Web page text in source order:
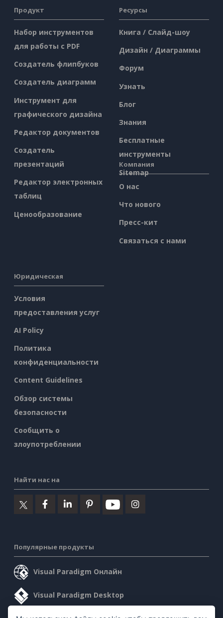
Продукт
Набор инструментов
для работы с PDF
Создатель флипбуков
Создатель диаграмм
Инструмент для
графического дизайна
Редактор документов
Создатель
презентаций
Редактор электронных
таблиц
Ценообразование
Ресурсы
Книга / Слайд-шоу
Дизайн / Диаграммы
Форум
Узнать
Блог
Знания
Бесплатные
инструменты
Sitemap
Компания
О нас
Что нового
Пресс-кит
Связаться с нами
Юридическая
Условия
предоставления услуг
AI Policy
Политика
конфиденциальности
Content Guidelines
Обзор системы
безопасности
Сообщить о
злоупотреблении
Найти нас на
Популярные продукты
Visual Paradigm Онлайн
Visual Paradigm Desktop